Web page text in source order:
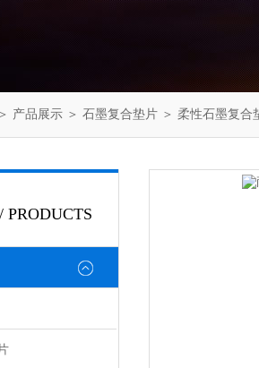
＞ 产品展示 ＞ 石墨复合垫片 ＞ 柔性石墨复合
/ PRODUCTS